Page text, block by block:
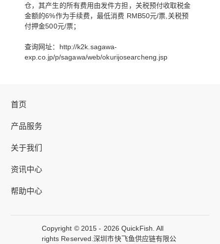
仓，其产生的所有费用由发件方担，关税预付收取税金
金额的6%作为手续费，最低消费 RMB50元/票,关税预
付押金500元/票；
查询网址：http://k2k.sagawa-
exp.co.jp/p/sagawa/web/okurijosearcheng.jsp
首页
产品服务
关于我们
资讯中心
帮助中心
Copyright © 2015 - 2026 QuickFish. All
rights Reserved.深圳市快飞鱼供应链有限公